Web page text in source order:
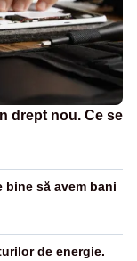
drept nou. Ce se
bine să avem bani
de energie.